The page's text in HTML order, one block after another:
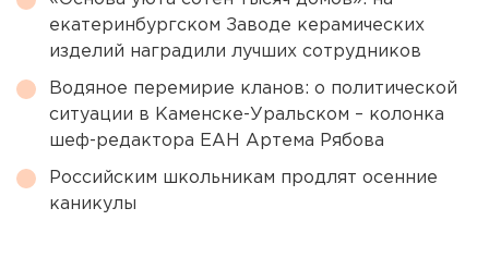
екатеринбургском Заводе керамических
изделий наградили лучших сотрудников
Водяное перемирие кланов: о политической
ситуации в Каменске-Уральском – колонка
шеф-редактора ЕАН Артема Рябова
Российским школьникам продлят осенние
каникулы